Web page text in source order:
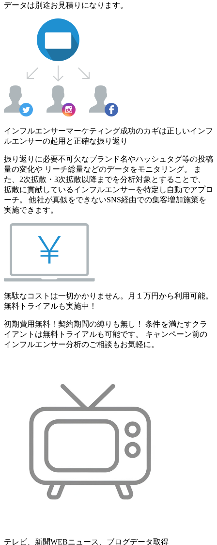
データは別途お見積りになります。
インフルエンサーマーケティング成功のカギは正しいインフ
ルエンサーの起用と正確な振り返り
振り返りに必要不可欠なブランド名やハッシュタグ等の投稿
量の変化や リーチ総量などのデータをモニタリング。 ま
た、2次拡散・3次拡散以降までを分析対象とすることで、
拡散に貢献しているインフルエンサーを特定し自動でアプロ
ーチ。 他社が真似をできないSNS経由での集客増加施策を
実施できます。
無駄なコストは一切かかりません。月１万円から利用可能。
無料トライアルも実施中！
初期費用無料！契約期間の縛りも無し！ 条件を満たすクラ
イアントは無料トライアルも可能です。 キャンペーン前の
インフルエンサー分析のご相談もお気軽に。
テレビ、新聞WEBニュース、ブログデータ取得